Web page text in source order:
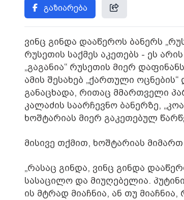
გაზიარება
ვინც გინდა დააწეროს ბანერს
რუსეთის საქმეს აკეთებს - ეს
„გაგანია“ რუსეთის მიერ
ამის შესახებ „ქართული
განაცხადა, რითაც მმართველი
კალაძის საარჩევნო ბანერზე,
ხოშტარიას მიერ გაკეთებულ
მისივე თქმით, ხოშტარიას
„რასაც გინდა, ვინც გინდა
სასაცილო და მიუღებელია.
ის მტრად მიაჩნია, ან თუ